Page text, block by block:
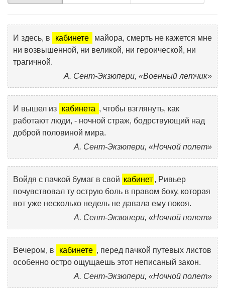
И здесь, в кабинете
майора, смерть не кажется мне
ни возвышенной, ни великой, ни героической, ни
трагичной.
А. Сент-Экзюпери, «Военный летчик»
И вышел из кабинета , чтобы взглянуть, как
работают люди, - ночной страж, бодрствующий над
доброй половиной мира.
А. Сент-Экзюпери, «Ночной полет»
Войдя с пачкой бумаг в свой кабинет , Ривьер
почувствовал ту острую боль в правом боку, которая
вот уже несколько недель не давала ему покоя.
А. Сент-Экзюпери, «Ночной полет»
Вечером, в кабинете , перед пачкой путевых листов
особенно остро ощущаешь этот неписаный закон.
А. Сент-Экзюпери, «Ночной полет»